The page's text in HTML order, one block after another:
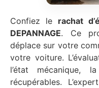
Confiez le rachat
DEPANNAGE. Ce
déplace sur votre
votre voiture.
l’état mécanique,
récupérables.